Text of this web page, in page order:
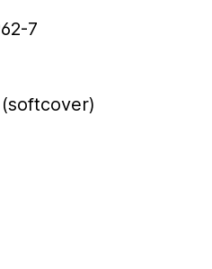
7